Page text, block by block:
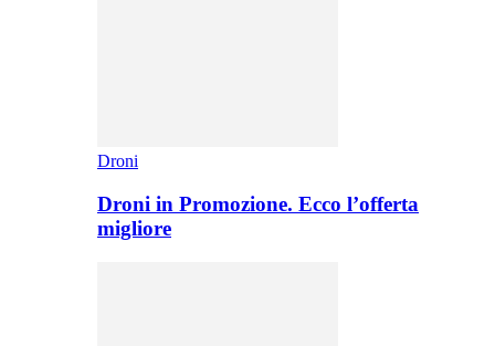
Droni
Droni in Promozione. Ecco l’offerta
migliore